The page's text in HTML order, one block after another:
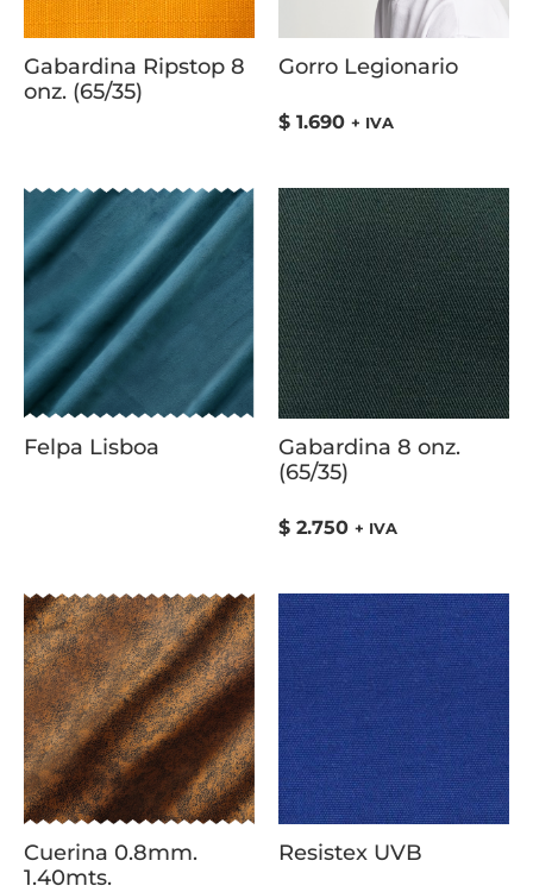
Gabardina Ripstop 8
onz. (65/35)
Gorro Legionario
$ 1.690 + IVA
Felpa Lisboa
Gabardina 8 onz.
(65/35)
$ 2.750 + IVA
Cuerina 0.8mm.
1.40mts.
Resistex UVB